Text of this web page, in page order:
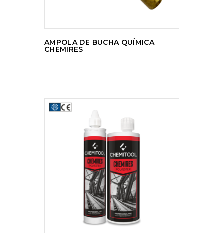
AMPOLA DE BUCHA QUÍMICA
CHEMIRES
LER MAIS